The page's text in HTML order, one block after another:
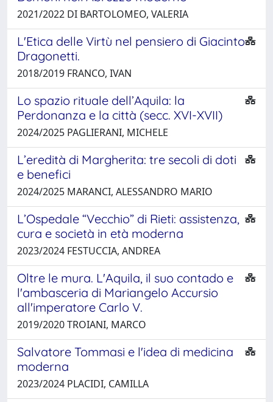
2021/2022 DI BARTOLOMEO, VALERIA
L'Etica delle Virtù nel pensiero di Giacinto
Dragonetti.
2018/2019 FRANCO, IVAN
Lo spazio rituale dell’Aquila: la
Perdonanza e la città (secc. XVI-XVII)
2024/2025 PAGLIERANI, MICHELE
L’eredità di Margherita: tre secoli di doti
e benefici
2024/2025 MARANCI, ALESSANDRO MARIO
L’Ospedale “Vecchio” di Rieti: assistenza,
cura e società in età moderna
2023/2024 FESTUCCIA, ANDREA
Oltre le mura. L'Aquila, il suo contado e
l'ambasceria di Mariangelo Accursio
all'imperatore Carlo V.
2019/2020 TROIANI, MARCO
Salvatore Tommasi e l'idea di medicina
moderna
2023/2024 PLACIDI, CAMILLA